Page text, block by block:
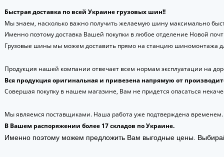
Быстрая доставка по всей Украине грузовых шин!!
Мы знаем, насколько важно получить желаемую шину максимально
Именно поэтому доставка Вашей покупки в любое отделение Новой
Грузовые шины мы можем доставить прямо на станцию шиномонтажа
Продукция нашей компании отвечает всем нормам эксплуатации на
Вся продукция оригинальная и привезена напрямую от
Совершая покупку в нашем магазине, Вам не придется опасаться
Мы являемся поставщиками. Наша работа уже подтверждена временем.
В Вашем распоряжении более 17 складов по Украине.
Именно поэтому можем предложить Вам выгодные цены.